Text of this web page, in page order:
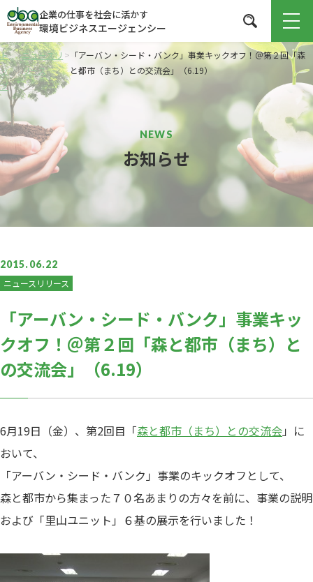
企業の仕事を社会に活かす
環境ビジネスエージェンシー
ト
ッ
プ
>ニュースリ
リース
> 「アーバン・シード・バンク」事業キックオフ！＠第２回「森
と都市（まち）との交流会」（6.19）
お知らせ
2015.06.22
ニュースリリース
「アーバン・シード・バンク」事業キッ
クオフ！＠第２回「森と都市（まち）と
の交流会」（6.19）
6月19日（金）、第2回目「森と都市（まち）との交流会」に
おいて、
「アーバン・シード・バンク」事業のキックオフとして、
森と都市から集まった７０名あまりの方々を前に、事業の説明
および「里山ユニット」６基の展示を行いました！